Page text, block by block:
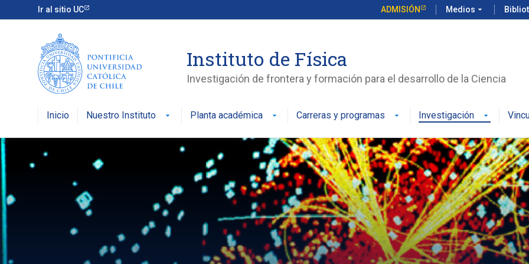
Ir al sitio UC ADMISIÓN Medios arrow_drop_down
Instituto de Física
Investigación de frontera y formación para el desarrollo de la Ciencia
Inicio Nuestro Instituto arrow_drop_down Planta académica arrow_drop_down Carreras y programas arrow_drop_down Investigación arrow_drop_down